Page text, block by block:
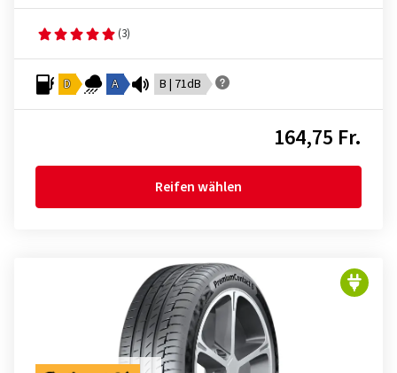
(3)
D A B | 71dB
164,75 Fr.
Reifen wählen